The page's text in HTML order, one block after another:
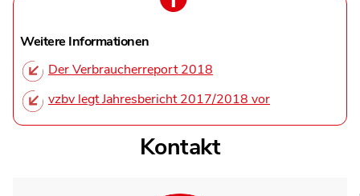
Weitere Informationen
Der Verbraucherreport 2018
vzbv legt Jahresbericht 2017/2018 vor
Kontakt